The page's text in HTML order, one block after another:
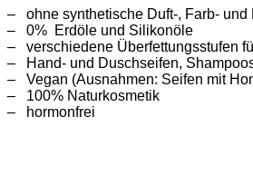
– ohne synthetische Duft-, Farb- und
– 0% Erdöle und Silikonöle
– verschiedene Überfettungsstufen
– Hand- und Duschseifen,
– Vegan (Ausnahmen: Seifen mit
– 100% Naturkosmetik
– hormonfrei